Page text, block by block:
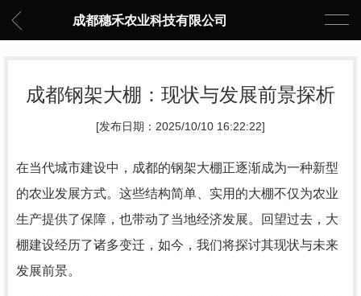
成都穗禾农业科技有限公司
成都钢架大棚：现状与发展前景探析
[发布日期：2025/10/10 16:22:22]
在当代城市建设中，成都的钢架大棚正逐渐成为一种新型
的农业发展方式。这些结构简单、实用的大棚不仅为农业
生产提供了保障，也带动了当地经济发展。回望过去，大
棚建设经历了诸多变迁，如今，我们将探讨其现状与未来
发展前景。